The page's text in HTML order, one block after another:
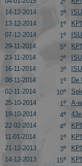
2
14-12-2014
3e
13-12-2014
1e
07-12-2014
1e
29-11-2014
5e
23-11-2014
2e
16-11-2014
3e
08-11-2014
1e
De
02-11-2014
10e
25-10-2014
1e
A-
18-10-2014
4e
22-02-2014
4e
11-01-2014
1e
21-12-2013
3e
14-12-2013
15e
website
kunnen niet
direct te
Naam